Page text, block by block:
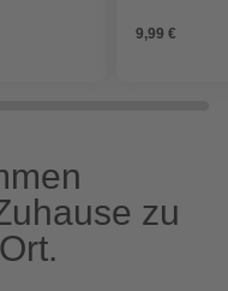
9,99 €
zu